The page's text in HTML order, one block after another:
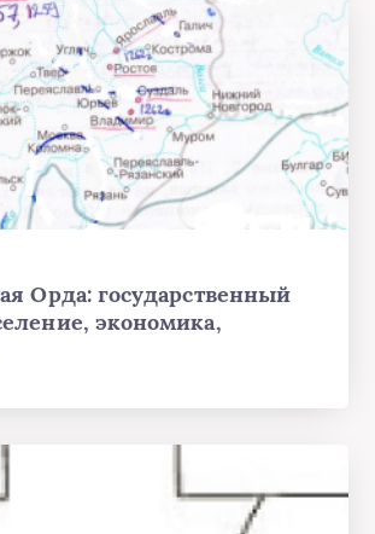
Орда: государственный
экономика,